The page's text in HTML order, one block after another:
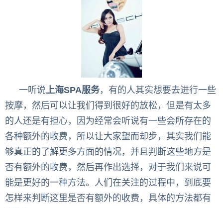
一听说上海SPA服务，有的人其实想要去进行一些
按摩，然后可以让我们得到很好的放松，但是有太多
的人还是有担心，因为经常会听说有一些会所存在的
各种额外的收费，所以让大家望而却步，其实我们能
够真正的了解更多方面的情况，并且判断这些地方是
否有额外的收费，然后再作出选择，对于我们来说可
能是更好的一种方法。人们在关注的过程中，到底要
怎样来判断这里是否有额外的收费，具体的方法都有